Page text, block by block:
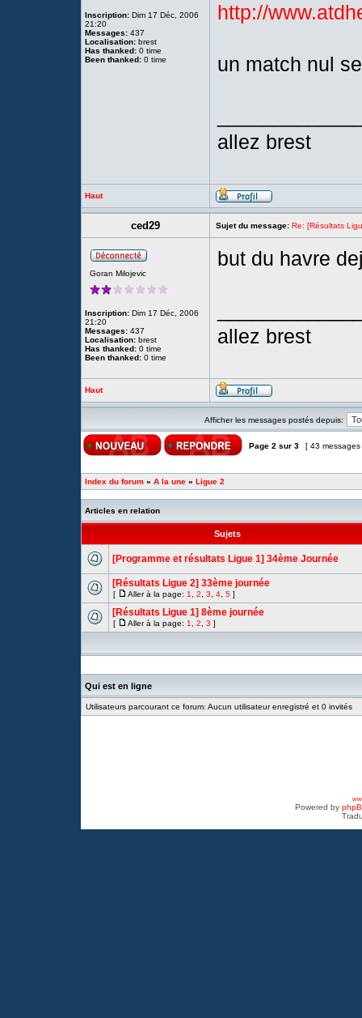
Inscription: Dim 17 Déc, 2006
21:20
Messages: 437
Localisation: brest
Has thanked: 0 time
Been thanked: 0 time
http://
un match nul
allez brest
Haut
ced29 Sujet du message: Re: [Résultats
Goran Milojevic
Inscription: Dim 17 Déc, 2006
21:20
Messages: 437
Localisation: brest
Has thanked: 0 time
Been thanked: 0 time
but du havre
allez brest
Haut
Afficher les messages postés depuis:
Page 2 sur 3 [ 43
Index du forum » A la une » Ligue 2
Articles en relation
Sujets
[Programme et résultats Ligue 1] 34ème Journée
[Résultats Ligue 2] 33ème journée
[ Aller à la page: 1 2 3 4 5 ]
[Résultats Ligue 1] 8ème journée
[ Aller à la page: 1 2 3 ]
Qui est en ligne
Utilisateurs parcourant ce forum: Aucun utilisateur enregistré et 0 invités
Powered by